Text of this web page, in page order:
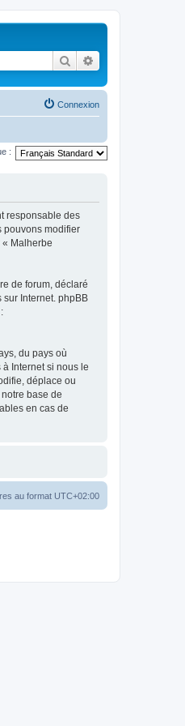
Rechercher
Connexion
:
responsable des
pouvons modifier
« Malherbe
de forum, déclaré
Internet. phpBB
du pays où
Internet si nous le
déplace ou
base de
en cas de
au format UTC+02:00